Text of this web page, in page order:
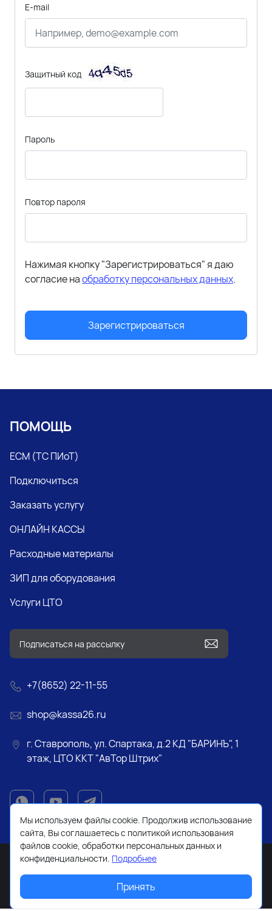
E-mail
Защитный код
Пароль
Повтор пароля
Нажимая кнопку "Зарегистрироваться" я даю
согласие наобработку персональных данных.
Зарегистрироваться
ПОМОЩЬ
ЕСМ (ТС ПИоТ)
Подключиться
Заказать услугу
ОНЛАЙН КАССЫ
Расходные материалы
ЗИП для оборудования
Услуги ЦТО
+7(8652) 22-11-55
shop@kassa26.ru
г. Ставрополь, ул. Спартака, д.2 КД "БАРИНЪ", 1
этаж, ЦТО ККТ "АвТор Штрих"
2026 © Все права защищены. Работает наReadyScript
Мы используем файлы cookie. Продолжив использование
сайта, Вы соглашаетесь с политикой использования
файлов cookie, обработки персональных данных и
конфиденциальности. Подробнее
Принять